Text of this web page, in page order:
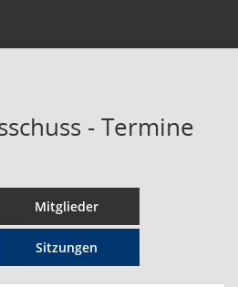
- Termine
Mitglieder
Sitzungen